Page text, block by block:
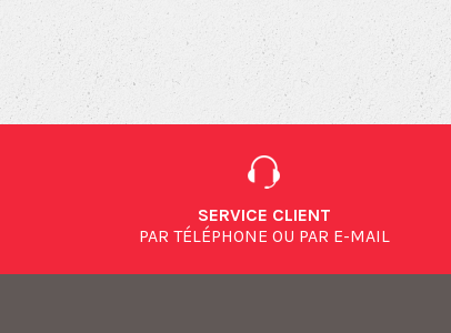
SERVICE CLIENT
PAR TÉLÉPHONE OU PAR E-MAIL